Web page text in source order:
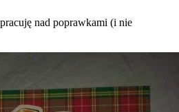
nad poprawkami (i nie